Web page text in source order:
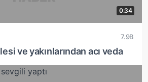
0:34
7.9B
ve yakınlarından acı veda